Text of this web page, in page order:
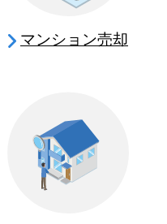
マンション売却